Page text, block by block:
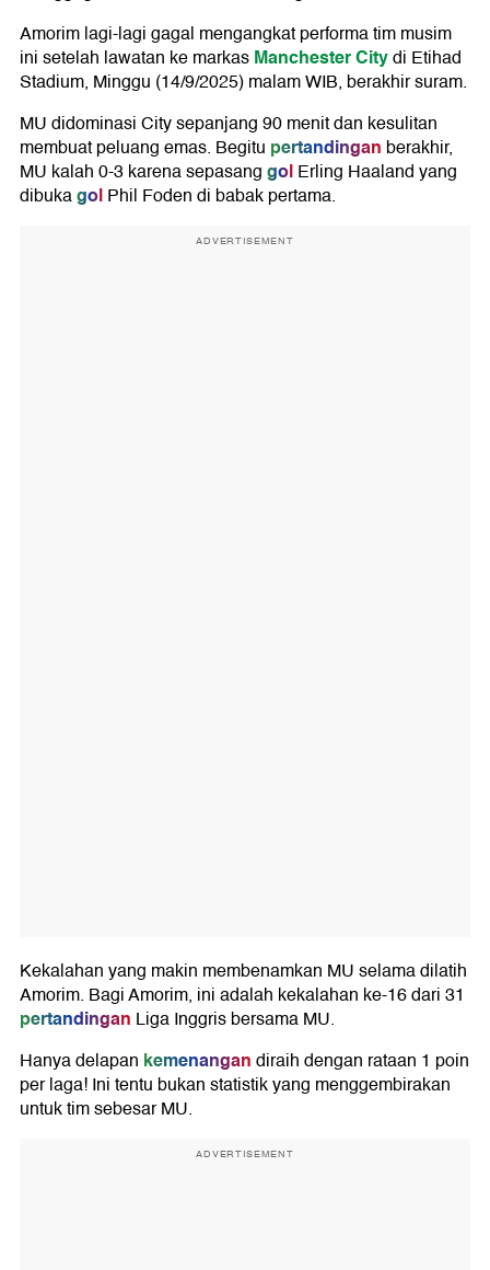
Amorim lagi-lagi gagal mengangkat performa tim musim
ini setelah lawatan ke markasManchester Citydi Etihad
Stadium, Minggu (14/9/2025) malam WIB, berakhir suram.
MU didominasi City sepanjang 90 menit dan kesulitan
membuat peluang emas. Begitu pertandingan berakhir,
MU kalah 0-3 karena sepasanggolErling Haaland yang
dibukagolPhil Foden di babak pertama.
ADVERTISEMENT
Kekalahan yang makin membenamkan MU selama dilatih
Amorim. Bagi Amorim, ini adalah kekalahan ke-16 dari 31
pertandingan Liga Inggris bersama MU.
Hanya delapan kemenangandiraih dengan rataan 1 poin
per laga! Ini tentu bukan statistik yang menggembirakan
untuk tim sebesar MU.
ADVERTISEMENT